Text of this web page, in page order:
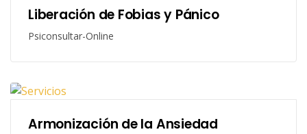
Liberación de Fobias y Pánico
Psiconsultar-Online
Armonización de la Ansiedad